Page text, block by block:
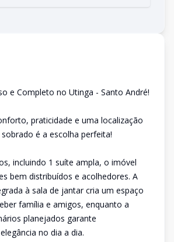
e Completo no Utinga - Santo André!
praticidade e uma localização
é a escolha perfeita!
incluindo 1 suíte ampla, o imóvel
bem distribuídos e acolhedores. A
à sala de jantar cria um espaço
família e amigos, enquanto a
planejados garante
no dia a dia.